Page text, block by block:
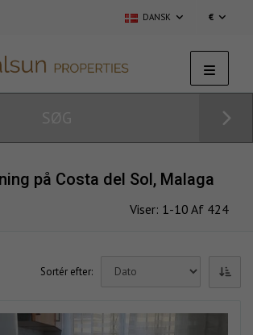
DANSK €
på Costa del Sol, Malaga
Viser: 1-10 Af 424
Sortér efter: